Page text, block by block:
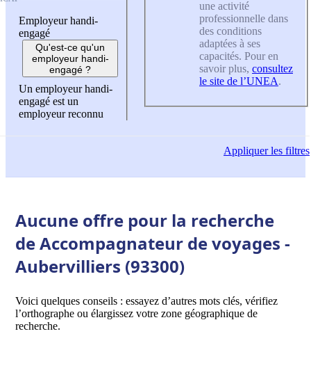
Employeur handi-
engagé
Qu'est-ce qu'un
employeur handi-
engagé ?
Un employeur handi-
engagé est un
employeur reconnu
une activité
professionnelle dans
des conditions
adaptées à ses
capacités. Pour en
savoir plus, consultez
le site de l’UNEA.
Appliquerles filtres
Aucune offre pour la recherche
de Accompagnateur de voyages -
Aubervilliers (93300)
Voici quelques conseils : essayez d’autres mots clés, vérifiez
l’orthographe ou élargissez votre zone géographique de
recherche.